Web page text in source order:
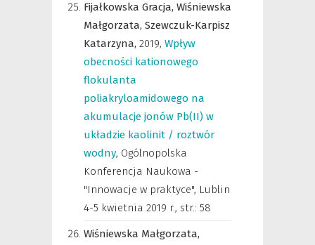
Fijałkowska Gracja, Wiśniewska
Małgorzata, Szewczuk-Karpisz
Katarzyna, 2019, Wpływ
obecności kationowego
flokulanta
poliakryloamidowego na
akumulacje jonów Pb(II) w
układzie kaolinit / roztwór
wodny, Ogólnopolska
Konferencja Naukowa -
"Innowacje w praktyce", Lublin
4-5 kwietnia 2019 r., str.: 58
Wiśniewska Małgorzata,